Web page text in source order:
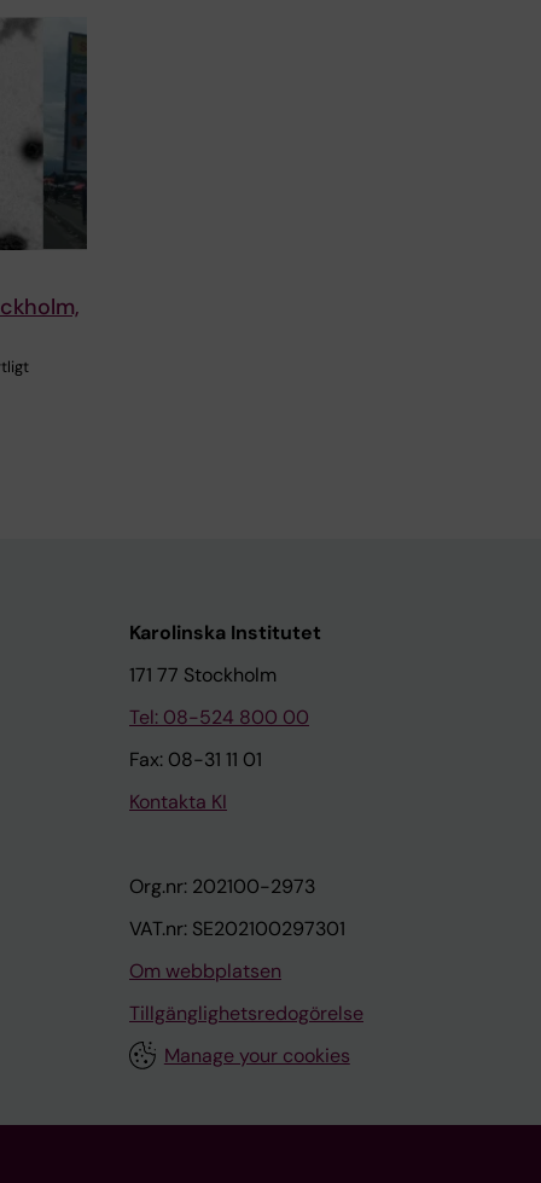
Karolinska Institutet
171 77 Stockholm
Tel: 08-524 800 00
Fax: 08-31 11 01
Kontakta KI
Org.nr: 202100-2973
VAT.nr: SE202100297301
Om webbplatsen
Tillgänglighetsredogörelse
Manage your cookies